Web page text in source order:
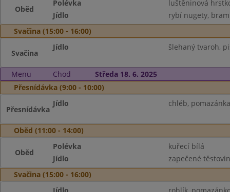
Oběd
Polévka
luštěninová
Jídlo
rybí nugety,
Svačina (15:00 - 16:00)
Svačina
Jídlo šlehaný tvaroh,
Menu Chod
Středa 18. 6. 2025
Přesnídávka (9:00 - 10:00)
Přesnídávka
Jídlo chléb,
Oběd (11:00 - 14:00)
Oběd
Polévka
kuřecí bílá
Jídlo
zapečené
Svačina (15:00 - 16:00)